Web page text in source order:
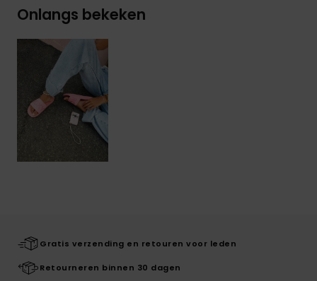
Onlangs bekeken
Gratis verzending en retouren voor leden
Retourneren binnen 30 dagen